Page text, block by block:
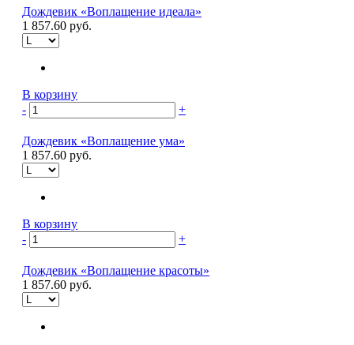
Дождевик «Воплащение идеала»
1 857.60 руб.
В корзину
-
+
Дождевик «Воплащение ума»
1 857.60 руб.
В корзину
-
+
Дождевик «Воплащение красоты»
1 857.60 руб.